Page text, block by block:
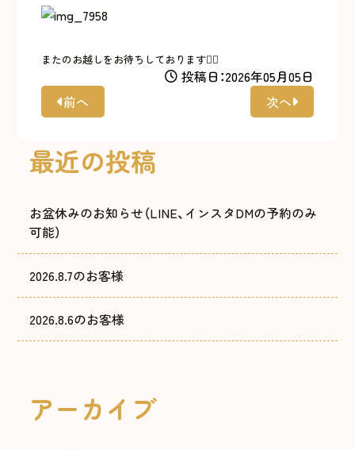
またのお越しをお待ちしております🙇‍♀️
投稿日：2026年05月05日
前へ
次へ
最近の投稿
お盆休みのお知らせ（LINE、インスタDMの予約のみ
可能）
2026.8.7のお客様
2026.8.6のお客様
アーカイブ